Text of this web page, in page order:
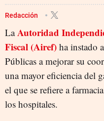
Redacción
LaAutoridad
Fiscal (Airef) ha instado
Públicas a mejorar su
una mayor eficiencia del
el que se refiere a
los hospitales.